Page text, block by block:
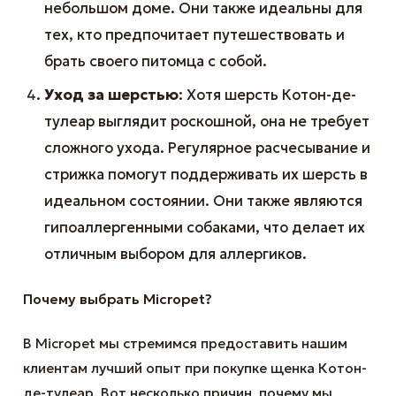
небольшом доме. Они также идеальны для
тех, кто предпочитает путешествовать и
брать своего питомца с собой.
Уход за шерстью: Хотя шерсть Котон-де-
тулеар выглядит роскошной, она не требует
сложного ухода. Регулярное расчесывание и
стрижка помогут поддерживать их шерсть в
идеальном состоянии. Они также являются
гипоаллергенными собаками, что делает их
отличным выбором для аллергиков.
Почему выбрать Micropet?
В Micropet мы стремимся предоставить нашим
клиентам лучший опыт при покупке щенка Котон-